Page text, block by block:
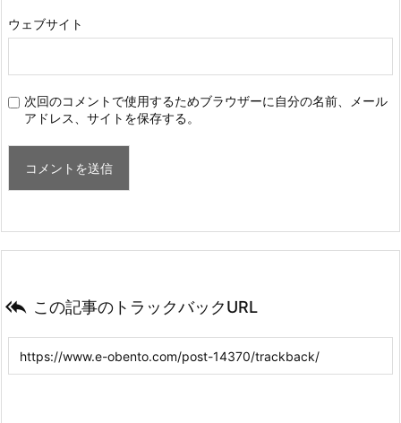
ウェブサイト
次回のコメントで使用するためブラウザーに自分の名前、メール
アドレス、サイトを保存する。
 この記事のトラックバックURL